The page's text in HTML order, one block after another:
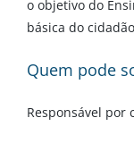
o objetivo do
básica do
Quem pode
Responsável por